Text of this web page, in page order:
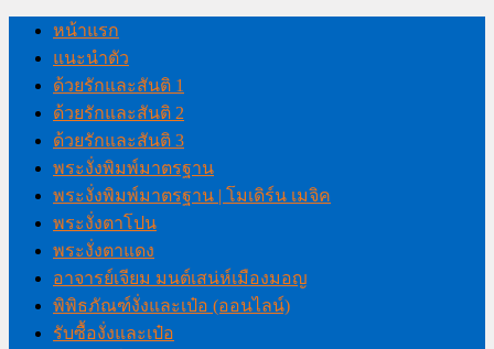
หน้าแรก
แนะนำตัว
ด้วยรักและสันติ 1
ด้วยรักและสันติ 2
ด้วยรักและสันติ 3
พระงั่งพิมพ์มาตรฐาน
พระงั่งพิมพ์มาตรฐาน | โมเดิร์น เมจิค
พระงั่งตาโปน
พระงั่งตาแดง
อาจารย์เจียม มนต์เสน่ห์เมืองมอญ
พิพิธภัณฑ์งั่งและเป๋อ (ออนไลน์)
รับซื้องั่งและเป๋อ